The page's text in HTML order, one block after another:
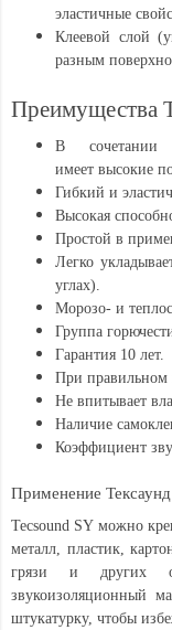
эластичные
Клеевой слой
разным
Преимущества
В сочетании
имеет высокие
Гибкий и
Высокая
Простой в
Легко
углах).
Морозо- и
Группа
Гарантия 10 лет.
При правильном
Не впитывает
Наличие
Коэффициент
Применение
Tecsound SY можно
металл, пластик,
грязи и других
звукоизоляционный
штукатурку, чтобы